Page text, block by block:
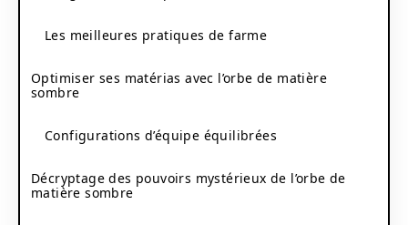
Les meilleures pratiques de farme
Optimiser ses matérias avec l’orbe de matière
sombre
Configurations d’équipe équilibrées
Décryptage des pouvoirs mystérieux de l’orbe de
matière sombre